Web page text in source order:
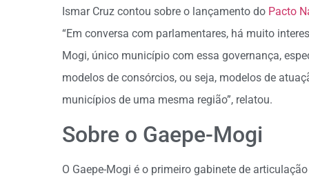
Ismar Cruz contou sobre o lançamento do Pacto
“Em conversa com parlamentares, há muito
Mogi, único município com essa governança,
modelos de consórcios, ou seja, modelos de
municípios de uma mesma região”, relatou.
Sobre o Gaepe-Mogi
O Gaepe-Mogi é o primeiro gabinete de